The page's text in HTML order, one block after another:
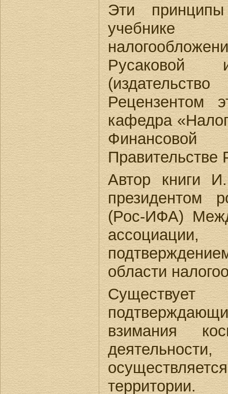
Эти
Рецензентом
кафедра
Правительстве
Автор книги
президентом
(Рос-ИФА)
области
взимания
территории.